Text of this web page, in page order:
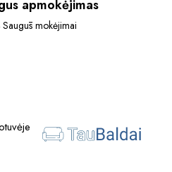
apmokėjimas
mokėjimai